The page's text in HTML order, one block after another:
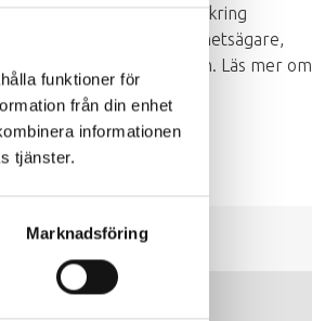
funktioner för
från din enhet
informationen
tjänster.
Marknadsföring
under kommande år kring
reglerna gäller för fastighetsägare,
och specialboenden. Läs mer om